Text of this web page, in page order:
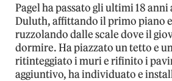
Pagel ha passato gli ultimi 18 anni
Duluth, affittando il primo piano
ruzzolando dalle scale dove il
dormire. Ha piazzato un tetto e
ritinteggiato i muri e rifinito i
aggiuntivo, ha individuato e